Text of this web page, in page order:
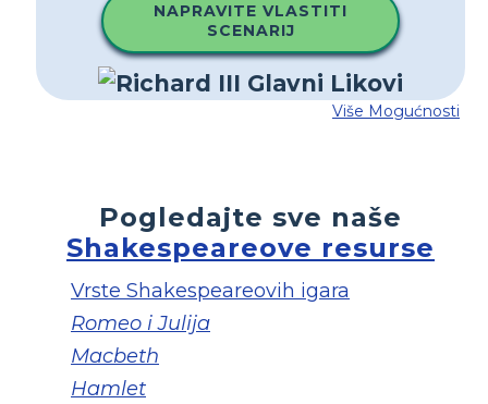
NAPRAVITE VLASTITI
SCENARIJ
Više Mogućnosti
Pogledajte sve naše
Shakespeareove resurse
Vrste Shakespeareovih igara
Romeo i Julija
Macbeth
Hamlet